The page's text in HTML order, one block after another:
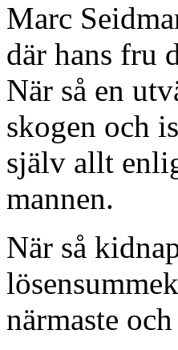
Marc
där hans fru
När så en
skogen och
själv allt
mannen.
När så
närmaste